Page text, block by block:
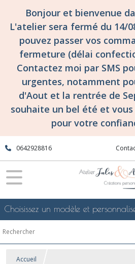
Bonjour et bienvenue
L'atelier sera fermé du 14/
pouvez passer vos
fermeture (délai
Contactez moi par SMS
urgentes, notamment
d'Aout et la rentrée de
souhaite un bel été et
pour votre
0642928816
Accueil